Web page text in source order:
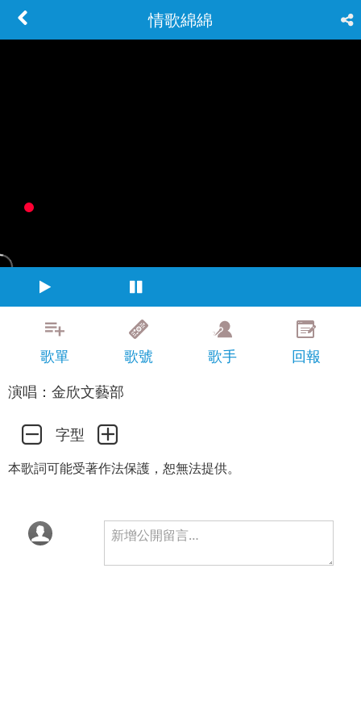
情歌綿綿
歌單 歌號 歌手
回報
演唱：金欣文藝部
字型
本歌詞可能受著作法保護，恕無法提供。